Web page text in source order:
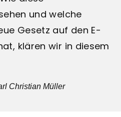
und welche
Gesetz auf den E-
klären wir in diesem
Christian Müller